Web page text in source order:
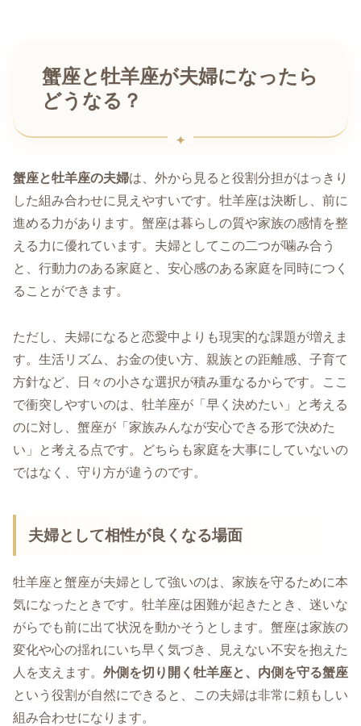
蟹座と牡羊座が夫婦になったら
どうなる？
蟹座と牡羊座の夫婦は、外から見ると役割分担がはっきり
した組み合わせに見えやすいです。牡羊座は決断し、前に
進める力があります。蟹座は暮らしの質や家族の感情を整
える力に優れています。夫婦としてこの二つが噛み合う
と、行動力のある家庭と、安心感のある家庭を同時につく
ることができます。
ただし、夫婦になると恋愛中よりも現実的な課題が増えま
す。生活リズム、お金の使い方、親族との距離感、子育て
方針など、日々の小さな選択が積み重なるからです。ここ
で衝突しやすいのは、牡羊座が「早く決めたい」と考える
のに対し、蟹座が「家族みんなが安心できる形で決めた
い」と考える点です。どちらも家庭を大事にしていないの
ではなく、守り方が違うのです。
夫婦として相性が良くなる場面
牡羊座と蟹座が夫婦として強いのは、家族を守るために本
気になったときです。牡羊座は困難が起きたとき、迷いな
がらでも前に出て状況を動かそうとします。蟹座は家族の
変化や心の揺れにいち早く気づき、見えない不安を抱えた
人を支えます。 外側を切り開く牡羊座と、内側を守る蟹座
という役割が自然にできると、この夫婦は非常に頼もしい
組み合わせになります。